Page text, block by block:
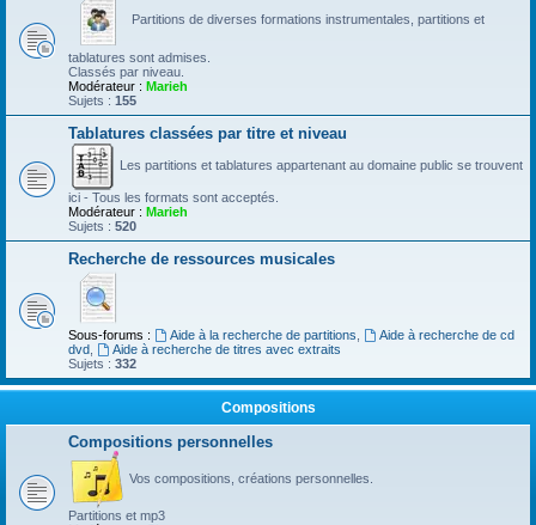
Partitions de diverses formations instrumentales, partitions et
tablatures sont admises.
Classés par niveau.
Modérateur : Marieh
Sujets : 155
Tablatures classées par titre et niveau
Les partitions et tablatures appartenant au domaine public se trouvent
ici - Tous les formats sont acceptés.
Modérateur : Marieh
Sujets : 520
Recherche de ressources musicales
Sous-forums : Aide à la recherche de partitions
Aide à recherche de cd
dvd
Aide à recherche de titres avec extraits
Sujets : 332
Compositions
Compositions personnelles
Vos compositions, créations personnelles.
Partitions et mp3